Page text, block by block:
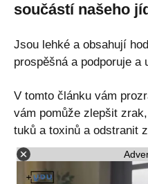
součástí našeho
Jsou lehké a obsahují
prospěšná a podporuje a
V tomto článku vám
vám pomůže zlepšit
tuků a toxinů a odstranit